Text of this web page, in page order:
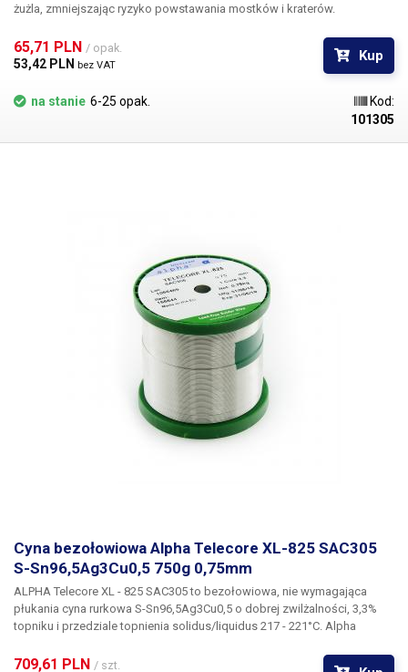
żużla, zmniejszając ryzyko powstawania mostków i kraterów.
w falach lutowniczych kąpieli cynujących. Tworzenie się tlenków jest
zredukowane do około połowy dzięki dodatkowi odtleniającemu, co
oznacza połowę odpadów stopu lutowniczego, gdy utleniona warstwa
jest usuwana z powierzchni i czysty poziom stopu w długim okresie.
Dostarczany jest w postaci granulatu o wadze około 5 g.
65,71 PLN / opak.
53,42 PLN bez VAT
Kup
na stanie 6-25 opak.
Kod:
101305
Cyna bezołowiowa Alpha Telecore XL-825 SAC305
S-Sn96,5Ag3Cu0,5 750g 0,75mm
ALPHA Telecore XL - 825 SAC305to bezołowiowa, nie wymagająca
płukania cyna rurkowa S-Sn96,5Ag3Cu0,5 o dobrej zwilżalności, 3,3%
topniku i przedziale topnienia solidus/liquidus 217 - 221°C. Alpha
natychmiast, co przyspiesza pracę. Zastosowany topnik nie skwierczy
709,61 PLN / szt.